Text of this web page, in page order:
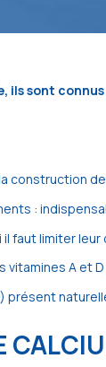
ils sont
construction
:
il faut limiter
A et D
présent